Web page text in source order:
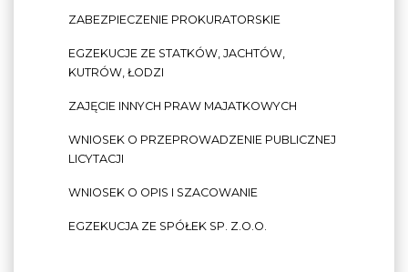
ZABEZPIECZENIE PROKURATORSKIE
EGZEKUCJE ZE STATKÓW, JACHTÓW,
KUTRÓW, ŁODZI
ZAJĘCIE INNYCH PRAW MAJATKOWYCH
WNIOSEK O PRZEPROWADZENIE PUBLICZNEJ
LICYTACJI
WNIOSEK O OPIS I SZACOWANIE
EGZEKUCJA ZE SPÓŁEK SP. Z.O.O.